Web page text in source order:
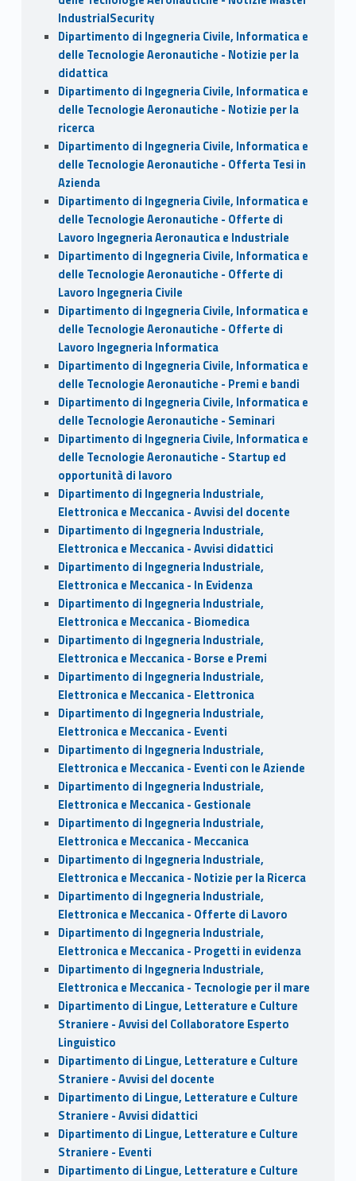
IndustrialSecurity
Dipartimento di Ingegneria Civile, Informatica e
delle Tecnologie Aeronautiche - Notizie per la
didattica
Dipartimento di Ingegneria Civile, Informatica e
delle Tecnologie Aeronautiche - Notizie per la
ricerca
Dipartimento di Ingegneria Civile, Informatica e
delle Tecnologie Aeronautiche - Offerta Tesi in
Azienda
Dipartimento di Ingegneria Civile, Informatica e
delle Tecnologie Aeronautiche - Offerte di
Lavoro Ingegneria Aeronautica e Industriale
Dipartimento di Ingegneria Civile, Informatica e
delle Tecnologie Aeronautiche - Offerte di
Lavoro Ingegneria Civile
Dipartimento di Ingegneria Civile, Informatica e
delle Tecnologie Aeronautiche - Offerte di
Lavoro Ingegneria Informatica
Dipartimento di Ingegneria Civile, Informatica e
delle Tecnologie Aeronautiche - Premi e bandi
Dipartimento di Ingegneria Civile, Informatica e
delle Tecnologie Aeronautiche - Seminari
Dipartimento di Ingegneria Civile, Informatica e
delle Tecnologie Aeronautiche - Startup ed
opportunità di lavoro
Dipartimento di Ingegneria Industriale,
Elettronica e Meccanica - Avvisi del docente
Dipartimento di Ingegneria Industriale,
Elettronica e Meccanica - Avvisi didattici
Dipartimento di Ingegneria Industriale,
Elettronica e Meccanica - In Evidenza
Dipartimento di Ingegneria Industriale,
Elettronica e Meccanica - Biomedica
Dipartimento di Ingegneria Industriale,
Elettronica e Meccanica - Borse e Premi
Dipartimento di Ingegneria Industriale,
Elettronica e Meccanica - Elettronica
Dipartimento di Ingegneria Industriale,
Elettronica e Meccanica - Eventi
Dipartimento di Ingegneria Industriale,
Elettronica e Meccanica - Eventi con le Aziende
Dipartimento di Ingegneria Industriale,
Elettronica e Meccanica - Gestionale
Dipartimento di Ingegneria Industriale,
Elettronica e Meccanica - Meccanica
Dipartimento di Ingegneria Industriale,
Elettronica e Meccanica - Notizie per la Ricerca
Dipartimento di Ingegneria Industriale,
Elettronica e Meccanica - Offerte di Lavoro
Dipartimento di Ingegneria Industriale,
Elettronica e Meccanica - Progetti in evidenza
Dipartimento di Ingegneria Industriale,
Elettronica e Meccanica - Tecnologie per il mare
Dipartimento di Lingue, Letterature e Culture
Straniere - Avvisi del Collaboratore Esperto
Linguistico
Dipartimento di Lingue, Letterature e Culture
Straniere - Avvisi del docente
Dipartimento di Lingue, Letterature e Culture
Straniere - Avvisi didattici
Dipartimento di Lingue, Letterature e Culture
Straniere - Eventi
Dipartimento di Lingue, Letterature e Culture